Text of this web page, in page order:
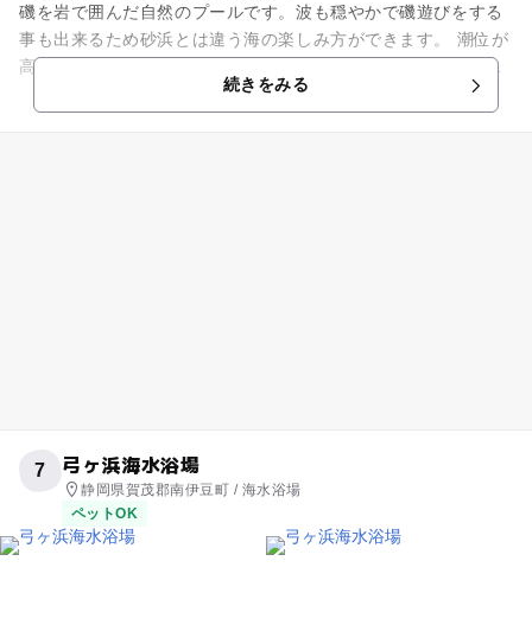
磯を岩で囲んだ自然のプールです。波も穏やかで磯遊びをする
事も出来るため砂浜とは違う海の楽しみ方ができます。 潮位が
高かったり、大きい波の影響のある時でも、隣接のプールがあ
続きをみる
7 弓ヶ浜海水浴場
静岡県賀茂郡南伊豆町 / 海水浴場
ペットOK